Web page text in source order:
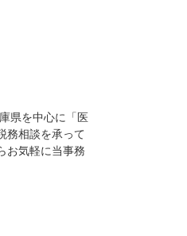
県を中心に「医
務相談を承って
お気軽に当事務